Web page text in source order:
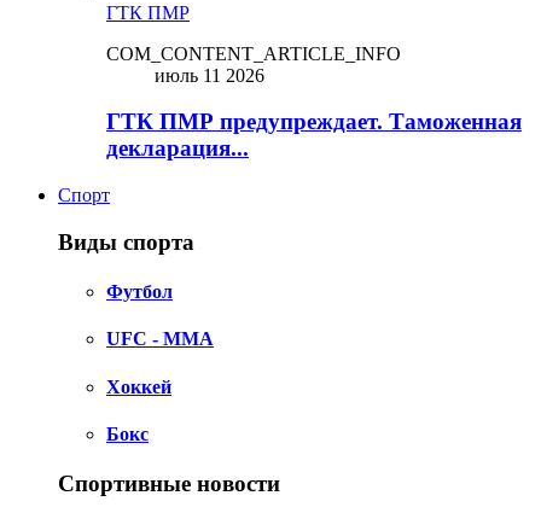
ГТК ПМР
COM_CONTENT_ARTICLE_INFO
июль 11 2026
ГТК ПМР предупреждает. Таможенная
декларация...
Спорт
Виды спорта
Футбол
UFC - MMA
Хоккей
Бокс
Спортивные новости